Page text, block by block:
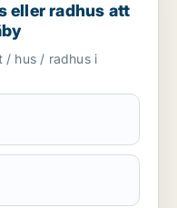
eller radhus att
/ hus / radhus i